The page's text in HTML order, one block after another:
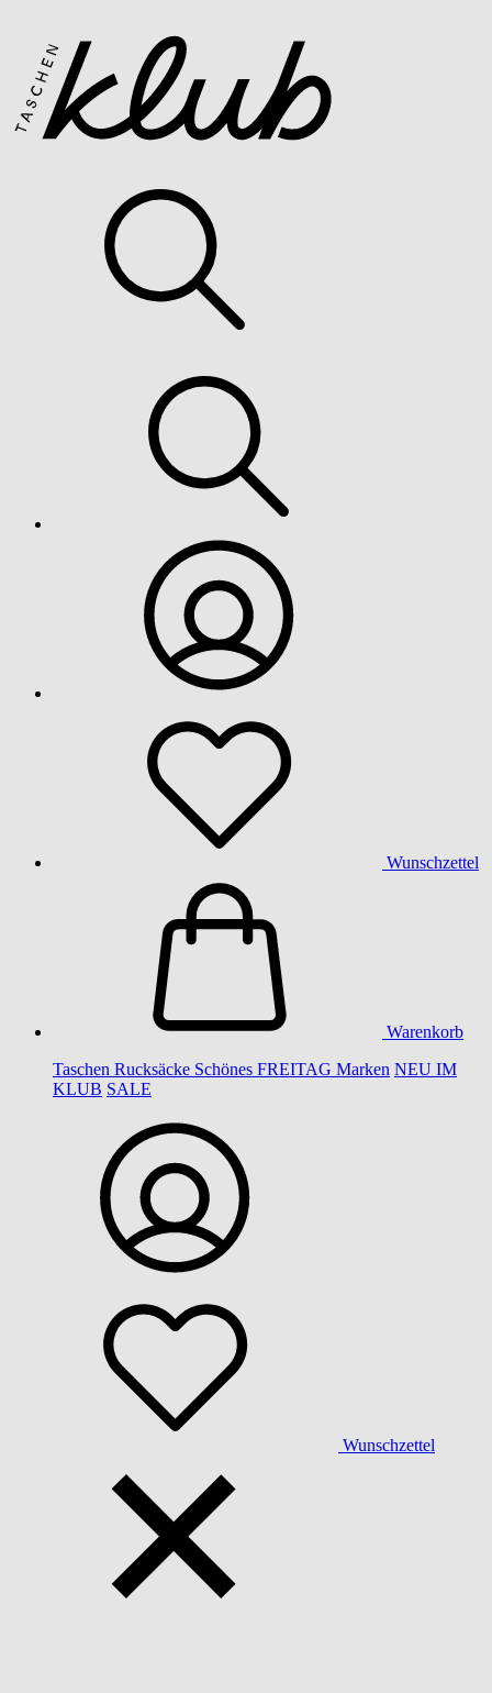
Wunschzettel
Warenkorb
Taschen Rucksäcke Schönes FREITAG Marken NEU IM
KLUB SALE
Wunschzettel